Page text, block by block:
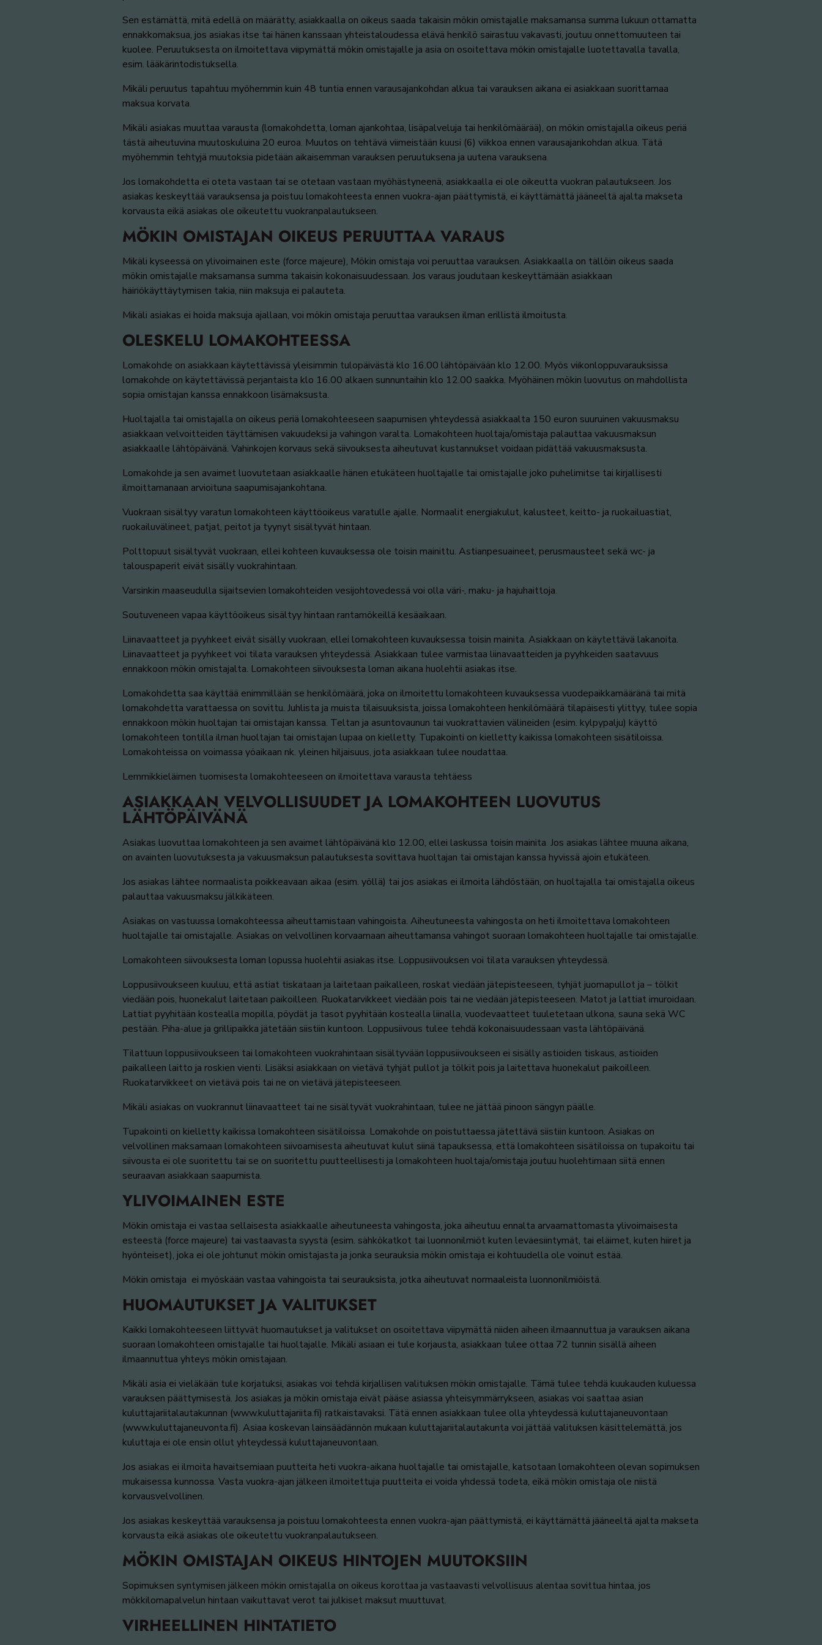
Sen estämättä, mitä edellä on määrätty, asiakkaalla on oikeus saada takaisin mökin omistajalle maksamansa summa lukuun ottamatta
ennakkomaksua, jos asiakas itse tai hänen kanssaan yhteistaloudessa elävä henkilö sairastuu vakavasti, joutuu onnettomuuteen tai
kuolee. Peruutuksesta on ilmoitettava viipymättä mökin omistajalle ja asia on osoitettava mökin omistajalle luotettavalla tavalla,
esim. lääkärintodistuksella.
Mikäli peruutus tapahtuu myöhemmin kuin 48 tuntia ennen varausajankohdan alkua tai varauksen aikana ei asiakkaan suorittamaa
maksua korvata.
Mikäli asiakas muuttaa varausta (lomakohdetta, loman ajankohtaa, lisäpalveluja tai henkilömäärää), on mökin omistajalla oikeus periä
tästä aiheutuvina muutoskuluina 20 euroa. Muutos on tehtävä viimeistään kuusi (6) viikkoa ennen varausajankohdan alkua. Tätä
myöhemmin tehtyjä muutoksia pidetään aikaisemman varauksen peruutuksena ja uutena varauksena.
Jos lomakohdetta ei oteta vastaan tai se otetaan vastaan myöhästyneenä, asiakkaalla ei ole oikeutta vuokran palautukseen. Jos
asiakas keskeyttää varauksensa ja poistuu lomakohteesta ennen vuokra-ajan päättymistä, ei käyttämättä jääneeltä ajalta makseta
korvausta eikä asiakas ole oikeutettu vuokranpalautukseen.
MÖKIN OMISTAJAN OIKEUS PERUUTTAA VARAUS
Mikäli kyseessä on ylivoimainen este (force majeure), Mökin omistaja voi peruuttaa varauksen. Asiakkaalla on tällöin oikeus saada
mökin omistajalle maksamansa summa takaisin kokonaisuudessaan. Jos varaus joudutaan keskeyttämään asiakkaan
häiriökäyttäytymisen takia, niin maksuja ei palauteta.
Mikäli asiakas ei hoida maksuja ajallaan, voi mökin omistaja peruuttaa varauksen ilman erillistä ilmoitusta.
OLESKELU LOMAKOHTEESSA
Lomakohde on asiakkaan käytettävissä yleisimmin tulopäivästä klo 16.00 lähtöpäivään klo 12.00. Myös viikonloppuvarauksissa
lomakohde on käytettävissä perjantaista klo 16.00 alkaen sunnuntaihin klo 12.00 saakka. Myöhäinen mökin luovutus on mahdollista
sopia omistajan kanssa ennakkoon lisämaksusta.
Huoltajalla tai omistajalla on oikeus periä lomakohteeseen saapumisen yhteydessä asiakkaalta 150 euron suuruinen vakuusmaksu
asiakkaan velvoitteiden täyttämisen vakuudeksi ja vahingon varalta. Lomakohteen huoltaja/omistaja palauttaa vakuusmaksun
asiakkaalle lähtöpäivänä. Vahinkojen korvaus sekä siivouksesta aiheutuvat kustannukset voidaan pidättää vakuusmaksusta.
Lomakohde ja sen avaimet luovutetaan asiakkaalle hänen etukäteen huoltajalle tai omistajalle joko puhelimitse tai kirjallisesti
ilmoittamanaan arvioituna saapumisajankohtana.
Vuokraan sisältyy varatun lomakohteen käyttöoikeus varatulle ajalle. Normaalit energiakulut, kalusteet, keitto- ja ruokailuastiat,
ruokailuvälineet, patjat, peitot ja tyynyt sisältyvät hintaan.
Polttopuut sisältyvät vuokraan, ellei kohteen kuvauksessa ole toisin mainittu. Astianpesuaineet, perusmausteet sekä wc- ja
talouspaperit eivät sisälly vuokrahintaan.
Varsinkin maaseudulla sijaitsevien lomakohteiden vesijohtovedessä voi olla väri-, maku- ja hajuhaittoja.
Soutuveneen vapaa käyttöoikeus sisältyy hintaan rantamökeillä kesäaikaan.
Liinavaatteet ja pyyhkeet eivät sisälly vuokraan, ellei lomakohteen kuvauksessa toisin mainita. Asiakkaan on käytettävä lakanoita.
Liinavaatteet ja pyyhkeet voi tilata varauksen yhteydessä. Asiakkaan tulee varmistaa liinavaatteiden ja pyyhkeiden saatavuus
ennakkoon mökin omistajalta. Lomakohteen siivouksesta loman aikana huolehtii asiakas itse.
Lomakohdetta saa käyttää enimmillään se henkilömäärä, joka on ilmoitettu lomakohteen kuvauksessa vuodepaikkamääränä tai mitä
lomakohdetta varattaessa on sovittu. Juhlista ja muista tilaisuuksista, joissa lomakohteen henkilömäärä tilapäisesti ylittyy, tulee sopia
ennakkoon mökin huoltajan tai omistajan kanssa. Teltan ja asuntovaunun tai vuokrattavien välineiden (esim. kylpypalju) käyttö
lomakohteen tontilla ilman huoltajan tai omistajan lupaa on kielletty. Tupakointi on kielletty kaikissa lomakohteen sisätiloissa.
Lomakohteissa on voimassa yöaikaan nk. yleinen hiljaisuus, jota asiakkaan tulee noudattaa.
Lemmikkieläimen tuomisesta lomakohteeseen on ilmoitettava varausta tehtäess
ASIAKKAAN VELVOLLISUUDET JA LOMAKOHTEEN LUOVUTUS
LÄHTÖPÄIVÄNÄ
Asiakas luovuttaa lomakohteen ja sen avaimet lähtöpäivänä klo 12.00, ellei laskussa toisin mainita. Jos asiakas lähtee muuna aikana,
on avainten luovutuksesta ja vakuusmaksun palautuksesta sovittava huoltajan tai omistajan kanssa hyvissä ajoin etukäteen.
Jos asiakas lähtee normaalista poikkeavaan aikaa (esim. yöllä) tai jos asiakas ei ilmoita lähdöstään, on huoltajalla tai omistajalla oikeus
palauttaa vakuusmaksu jälkikäteen.
Asiakas on vastuussa lomakohteessa aiheuttamistaan vahingoista. Aiheutuneesta vahingosta on heti ilmoitettava lomakohteen
huoltajalle tai omistajalle. Asiakas on velvollinen korvaamaan aiheuttamansa vahingot suoraan lomakohteen huoltajalle tai omistajalle.
Lomakohteen siivouksesta loman lopussa huolehtii asiakas itse. Loppusiivouksen voi tilata varauksen yhteydessä.
Loppusiivoukseen kuuluu, että astiat tiskataan ja laitetaan paikalleen, roskat viedään jätepisteeseen, tyhjät juomapullot ja – tölkit
viedään pois, huonekalut laitetaan paikoilleen. Ruokatarvikkeet viedään pois tai ne viedään jätepisteeseen. Matot ja lattiat imuroidaan.
Lattiat pyyhitään kostealla mopilla, pöydät ja tasot pyyhitään kostealla liinalla, vuodevaatteet tuuletetaan ulkona, sauna sekä WC
pestään. Piha-alue ja grillipaikka jätetään siistiin kuntoon. Loppusiivous tulee tehdä kokonaisuudessaan vasta lähtöpäivänä.
Tilattuun loppusiivoukseen tai lomakohteen vuokrahintaan sisältyvään loppusiivoukseen ei sisälly astioiden tiskaus, astioiden
paikalleen laitto ja roskien vienti. Lisäksi asiakkaan on vietävä tyhjät pullot ja tölkit pois ja laitettava huonekalut paikoilleen.
Ruokatarvikkeet on vietävä pois tai ne on vietävä jätepisteeseen.
Mikäli asiakas on vuokrannut liinavaatteet tai ne sisältyvät vuokrahintaan, tulee ne jättää pinoon sängyn päälle.
Tupakointi on kielletty kaikissa lomakohteen sisätiloissa. Lomakohde on poistuttaessa jätettävä siistiin kuntoon. Asiakas on
velvollinen maksamaan lomakohteen siivoamisesta aiheutuvat kulut siinä tapauksessa, että lomakohteen sisätiloissa on tupakoitu tai
siivousta ei ole suoritettu tai se on suoritettu puutteellisesti ja lomakohteen huoltaja/omistaja joutuu huolehtimaan siitä ennen
seuraavan asiakkaan saapumista.
YLIVOIMAINEN ESTE
Mökin omistaja ei vastaa sellaisesta asiakkaalle aiheutuneesta vahingosta, joka aiheutuu ennalta arvaamattomasta ylivoimaisesta
esteestä (force majeure) tai vastaavasta syystä (esim. sähkökatkot tai luonnonilmiöt kuten leväesiintymät, tai eläimet, kuten hiiret ja
hyönteiset), joka ei ole johtunut mökin omistajasta ja jonka seurauksia mökin omistaja ei kohtuudella ole voinut estää.
Mökin omistaja ei myöskään vastaa vahingoista tai seurauksista, jotka aiheutuvat normaaleista luonnonilmiöistä.
HUOMAUTUKSET JA VALITUKSET
Kaikki lomakohteeseen liittyvät huomautukset ja valitukset on osoitettava viipymättä niiden aiheen ilmaannuttua ja varauksen aikana
suoraan lomakohteen omistajalle tai huoltajalle. Mikäli asiaan ei tule korjausta, asiakkaan tulee ottaa 72 tunnin sisällä aiheen
ilmaannuttua yhteys mökin omistajaan.
Mikäli asia ei vieläkään tule korjatuksi, asiakas voi tehdä kirjallisen valituksen mökin omistajalle. Tämä tulee tehdä kuukauden kuluessa
varauksen päättymisestä. Jos asiakas ja mökin omistaja eivät pääse asiassa yhteisymmärrykseen, asiakas voi saattaa asian
kuluttajariitalautakunnan (www.kuluttajariita.fi) ratkaistavaksi. Tätä ennen asiakkaan tulee olla yhteydessä kuluttajaneuvontaan
(www.kuluttajaneuvonta.fi). Asiaa koskevan lainsäädännön mukaan kuluttajariitalautakunta voi jättää valituksen käsittelemättä, jos
kuluttaja ei ole ensin ollut yhteydessä kuluttajaneuvontaan.
Jos asiakas ei ilmoita havaitsemiaan puutteita heti vuokra-aikana huoltajalle tai omistajalle, katsotaan lomakohteen olevan sopimuksen
mukaisessa kunnossa. Vasta vuokra-ajan jälkeen ilmoitettuja puutteita ei voida yhdessä todeta, eikä mökin omistaja ole niistä
korvausvelvollinen.
Jos asiakas keskeyttää varauksensa ja poistuu lomakohteesta ennen vuokra-ajan päättymistä, ei käyttämättä jääneeltä ajalta makseta
korvausta eikä asiakas ole oikeutettu vuokranpalautukseen.
MÖKIN OMISTAJAN OIKEUS HINTOJEN MUUTOKSIIN
Sopimuksen syntymisen jälkeen mökin omistajalla on oikeus korottaa ja vastaavasti velvollisuus alentaa sovittua hintaa, jos
mökkilomapalvelun hintaan vaikuttavat verot tai julkiset maksut muuttuvat.
VIRHEELLINEN HINTATIETO